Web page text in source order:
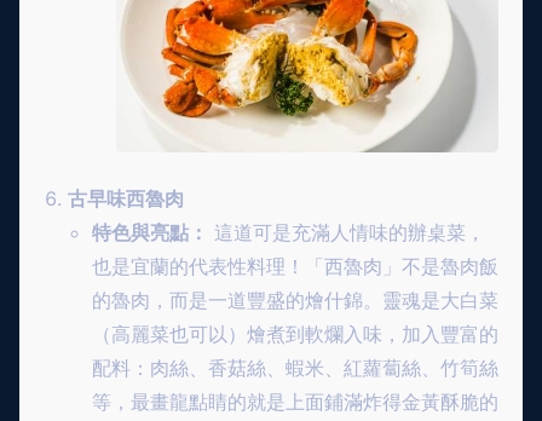
古早味西魯肉
特色與亮點： 這道可是充滿人情味的辦桌菜，
也是宜蘭的代表性料理！「西魯肉」不是魯肉飯
的魯肉，而是一道豐盛的燴什錦。靈魂是大白菜
（高麗菜也可以）燴煮到軟爛入味，加入豐富的
配料：肉絲、香菇絲、蝦米、紅蘿蔔絲、竹筍絲
等，最畫龍點睛的就是上面鋪滿炸得金黃酥脆的